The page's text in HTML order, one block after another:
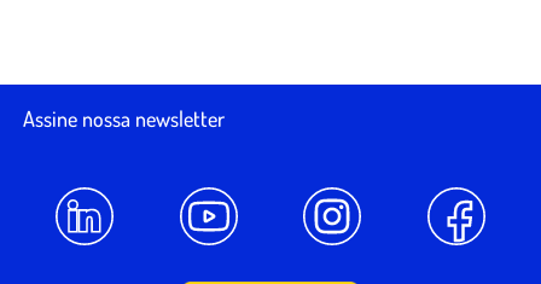
Assine nossa newsletter